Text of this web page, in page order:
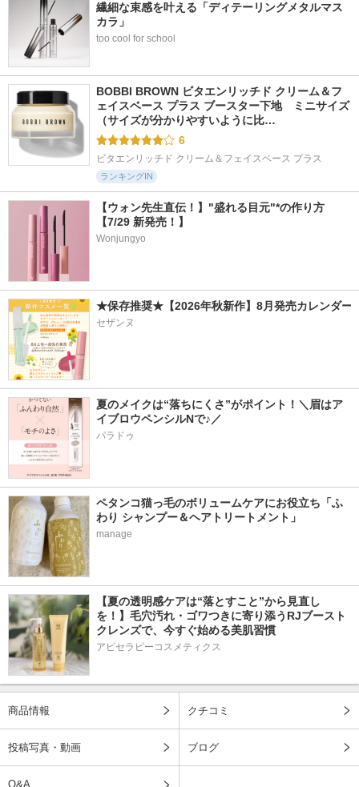
繊細な束感を叶える「ディテーリングメタルマス
カラ」
too cool for school
BOBBI BROWN ビタエンリッチド クリーム＆フ
ェイスベース プラス ブースター下地　ミニサイズ
（サイズが分かりやすいように比…
6
ビタエンリッチド クリーム＆フェイスベース プラス
ランキングIN
【ウォン先生直伝！】"盛れる目元"*の作り方
【7/29 新発売！】
Wonjungyo
★保存推奨★【2026年秋新作】8月発売カレンダー
セザンヌ
夏のメイクは“落ちにくさ”がポイント！＼眉はア
イブロウペンシルNで♪／
パラドゥ
ペタンコ猫っ毛のボリュームケアにお役立ち「ふ
わり シャンプー＆ヘアトリートメント」
manage
【夏の透明感ケアは“落とすこと”から見直し
を！】毛穴汚れ・ゴワつきに寄り添うRJブースト
クレンズで、今すぐ始める美肌習慣
アピセラピーコスメティクス
商品情報 クチコミ
投稿写真・動画 ブログ
Q&A